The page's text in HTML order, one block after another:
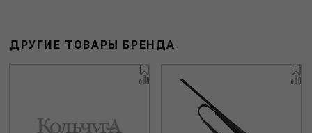
ДРУГИЕ ТОВАРЫ БРЕНДА